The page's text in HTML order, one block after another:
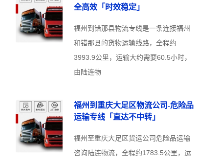
全高效「时效稳定」
福州到错那县物流专线是一条连接福州
和错那县的货物运输线路，全程约
3993.9公里，运输大约需要60.5小时，
由陆连物
福州到重庆大足区物流公司-危险品
运输专线「直达不中转」
福州至重庆大足区货运公司危险品运输
咨询陆连物流，全程约1783.5公里，运